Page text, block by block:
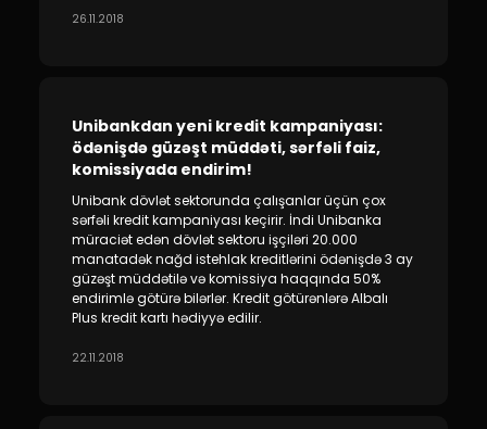
26.11.2018
Unibankdan yeni kredit kampaniyası:
ödənişdə güzəşt müddəti, sərfəli faiz,
komissiyada endirim!
Unibank dövlət sektorunda çalışanlar üçün çox
sərfəli kredit kampaniyası keçirir. İndi Unibanka
müraciət edən dövlət sektoru işçiləri 20.000
manatadək nağd istehlak kreditlərini ödənişdə 3 ay
güzəşt müddətilə və komissiya haqqında 50%
endirimlə götürə bilərlər. Kredit götürənlərə Albalı
Plus kredit kartı hədiyyə edilir.
22.11.2018